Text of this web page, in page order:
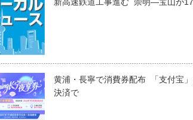
黄浦・長寧で消費券配布 「支付宝
決済で